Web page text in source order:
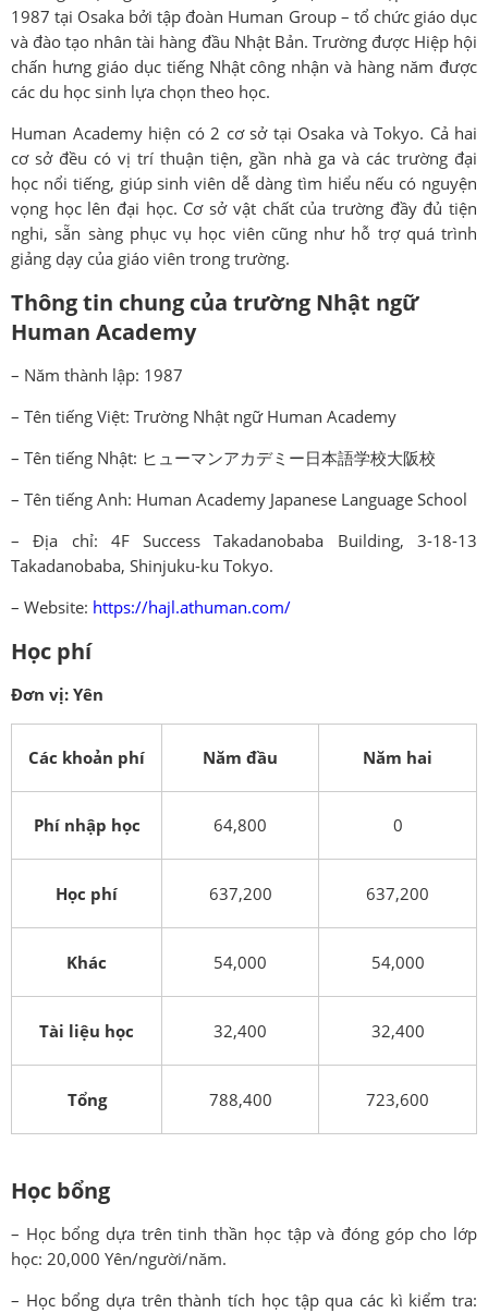
1987 tại Osaka bởi tập đoàn Human Group – tổ chức giáo dục
và đào tạo nhân tài hàng đầu Nhật Bản. Trường được Hiệp hội
chấn hưng giáo dục tiếng Nhật công nhận và hàng năm được
các du học sinh lựa chọn theo học.
Human Academy hiện có 2 cơ sở tại Osaka và Tokyo. Cả hai
cơ sở đều có vị trí thuận tiện, gần nhà ga và các trường đại
học nổi tiếng, giúp sinh viên dễ dàng tìm hiểu nếu có nguyện
vọng học lên đại học. Cơ sở vật chất của trường đầy đủ tiện
nghi, sẵn sàng phục vụ học viên cũng như hỗ trợ quá trình
giảng dạy của giáo viên trong trường.
Thông tin chung của trường Nhật ngữ
Human Academy
– Năm thành lập: 1987
– Tên tiếng Việt: Trường Nhật ngữ Human Academy
– Tên tiếng Nhật: ヒューマンアカデミー日本語学校大阪校
– Tên tiếng Anh: Human Academy Japanese Language School
– Địa chỉ: 4F Success Takadanobaba Building, 3-18-13
Takadanobaba, Shinjuku-ku Tokyo.
– Website: https://hajl.athuman.com/
Học phí
Đơn vị: Yên
Các khoản phí Năm đầu Năm hai
Phí nhập học 64,800 0
Học phí 637,200 637,200
Khác 54,000 54,000
Tài liệu học 32,400 32,400
Tổng 788,400 723,600
Học bổng
– Học bổng dựa trên tinh thần học tập và đóng góp cho lớp
học: 20,000 Yên/người/năm.
– Học bổng dựa trên thành tích học tập qua các kì kiểm tra: